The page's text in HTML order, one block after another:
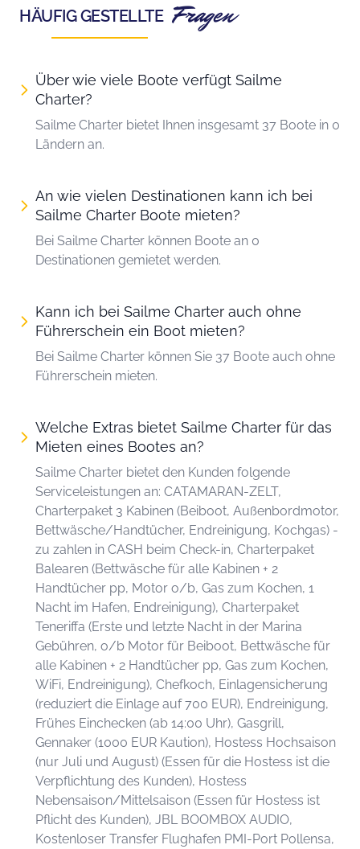
HÄUFIG GESTELLTE Fragen
Über wie viele Boote verfügt Sailme
Charter?
Sailme Charter bietet Ihnen insgesamt 37 Boote in 0
Ländern an.
An wie vielen Destinationen kann ich bei
Sailme Charter Boote mieten?
Bei Sailme Charter können Boote an 0
Destinationen gemietet werden.
Kann ich bei Sailme Charter auch ohne
Führerschein ein Boot mieten?
Bei Sailme Charter können Sie 37 Boote auch ohne
Führerschein mieten.
Welche Extras bietet Sailme Charter für das
Mieten eines Bootes an?
Sailme Charter bietet den Kunden folgende
Serviceleistungen an: CATAMARAN-ZELT,
Charterpaket 3 Kabinen (Beiboot, Außenbordmotor,
Bettwäsche/Handtücher, Endreinigung, Kochgas) -
zu zahlen in CASH beim Check-in, Charterpaket
Balearen (Bettwäsche für alle Kabinen + 2
Handtücher pp, Motor o/b, Gas zum Kochen, 1
Nacht im Hafen, Endreinigung), Charterpaket
Teneriffa (Erste und letzte Nacht in der Marina
Gebühren, o/b Motor für Beiboot, Bettwäsche für
alle Kabinen + 2 Handtücher pp, Gas zum Kochen,
WiFi, Endreinigung), Chefkoch, Einlagensicherung
(reduziert die Einlage auf 700 EUR), Endreinigung,
Frühes Einchecken (ab 14:00 Uhr), Gasgrill,
Gennaker (1000 EUR Kaution), Hostess Hochsaison
(nur Juli und August) (Essen für die Hostess ist die
Verpflichtung des Kunden), Hostess
Nebensaison/Mittelsaison (Essen für Hostess ist
Pflicht des Kunden), JBL BOOMBOX AUDIO,
Kostenloser Transfer Flughafen PMI-Port Pollensa,